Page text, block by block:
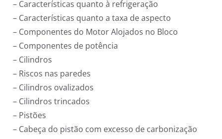
– Características quanto à refrigeração
– Características quanto a taxa de aspecto
– Componentes do Motor Alojados no Bloco
– Componentes de potência
– Cilindros
– Riscos nas paredes
– Cilindros ovalizados
– Cilindros trincados
– Pistões
– Cabeça do pistão com excesso de carbonização